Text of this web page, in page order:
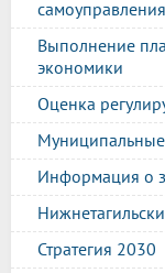
самоуправления
Выполнение
экономики
Оценка
Информация о
Стратегия 2030